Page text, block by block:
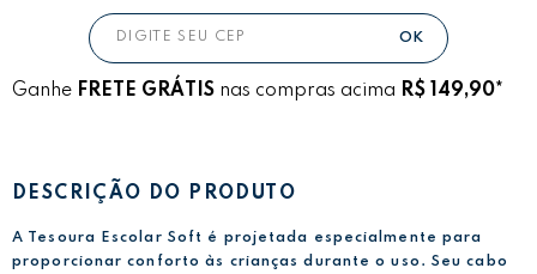
Ganhe FRETE GRÁTIS nas compras acima R$ 149,90*
DESCRIÇÃO DO PRODUTO
A Tesoura Escolar Soft é projetada especialmente para
proporcionar conforto às crianças durante o uso. Seu cabo